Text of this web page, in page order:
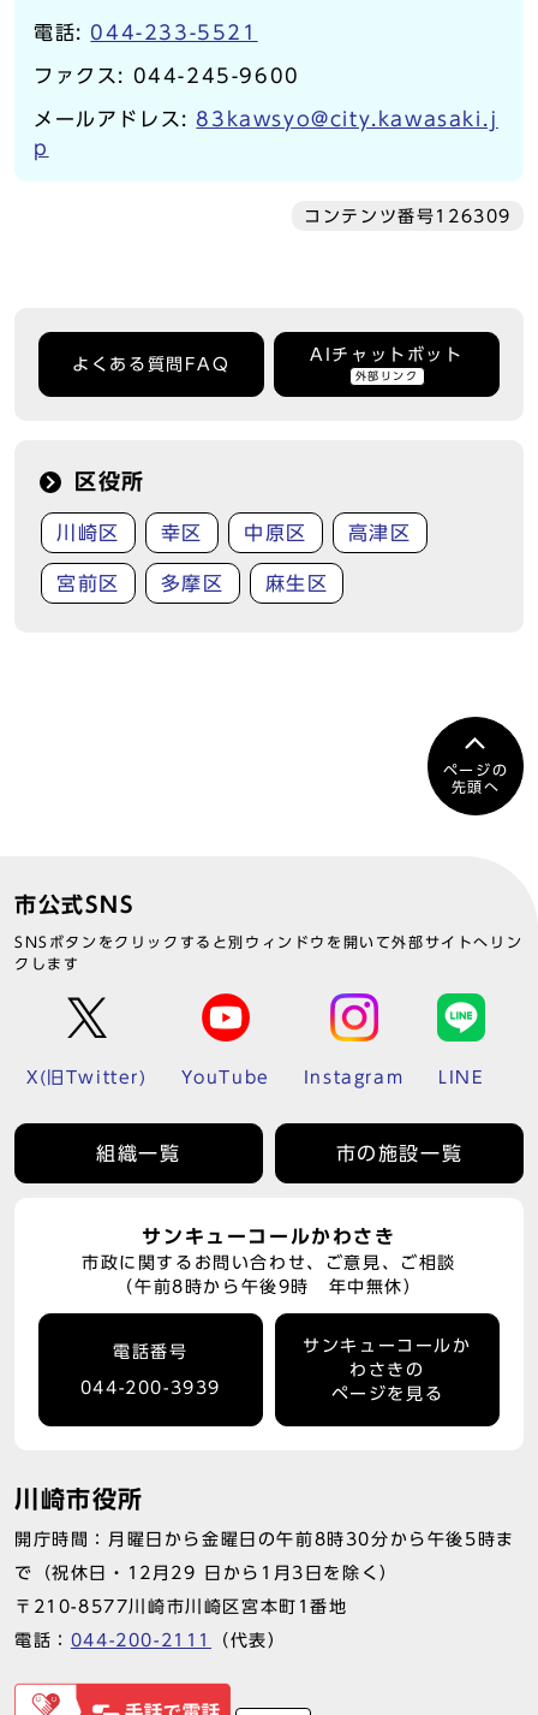
電話: 044-233-5521
ファクス: 044-245-9600
メールアドレス:83kawsyo@city.kawasaki.j
p
コンテンツ番号126309
よくある質問FAQ
AIチャットボット
外部リンク
区役所
川崎区 幸区 中原区 高津区
宮前区 多摩区 麻生区
ページの
先頭へ
市公式SNS
SNSボタンをクリックすると別ウィンドウを開いて外部サイトへリン
クします
X(旧Twitter) YouTube Instagram LINE
組織一覧 市の施設一覧
サンキューコールかわさき
市政に関するお問い合わせ、ご意見、ご相談
（午前8時から午後9時 年中無休）
電話番号
044-200-3939
サンキューコールか
わさきの
ページを見る
川崎市役所
開庁時間：月曜日から金曜日の午前8時30分から午後5時ま
で（祝休日・12月29 日から1月3日を除く）
〒210-8577川崎市川崎区宮本町1番地
電話： 044-200-2111 （代表）